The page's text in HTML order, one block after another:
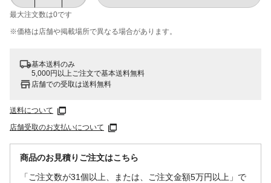
最大注文数は0です
※価格は​店舗や​掲載場所で​異なる​場合が​あります。
基本送料のみ
5,000円以上ご注文で基本送料無料
店舗での受取は送料無料
送料について
店舗受取のお支払いについて
商品のお見積りご注文はこちら
「ご注文数が31個以上、または、ご注文金額5万円以上」で